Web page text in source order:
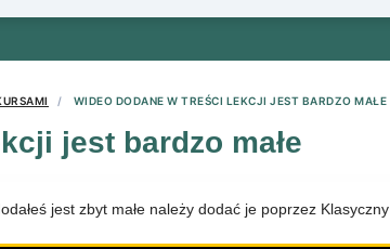
WIDEO DODANE W TREŚCI LEKCJI JEST BARDZO MAŁE
jest bardzo małe
jest zbyt małe należy dodać je poprzez Klasyczny